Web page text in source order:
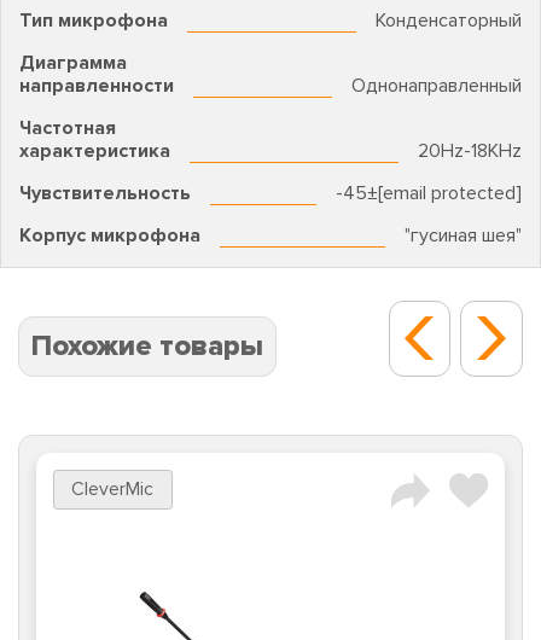
Тип микрофона
Конденсаторный
Диаграмма
направленности
Однонаправленный
Частотная
характеристика
20Hz-18KHz
Чувствительность
-45±[email protected]
Корпус микрофона
"гусиная шея"
Похожие товары
CleverMic